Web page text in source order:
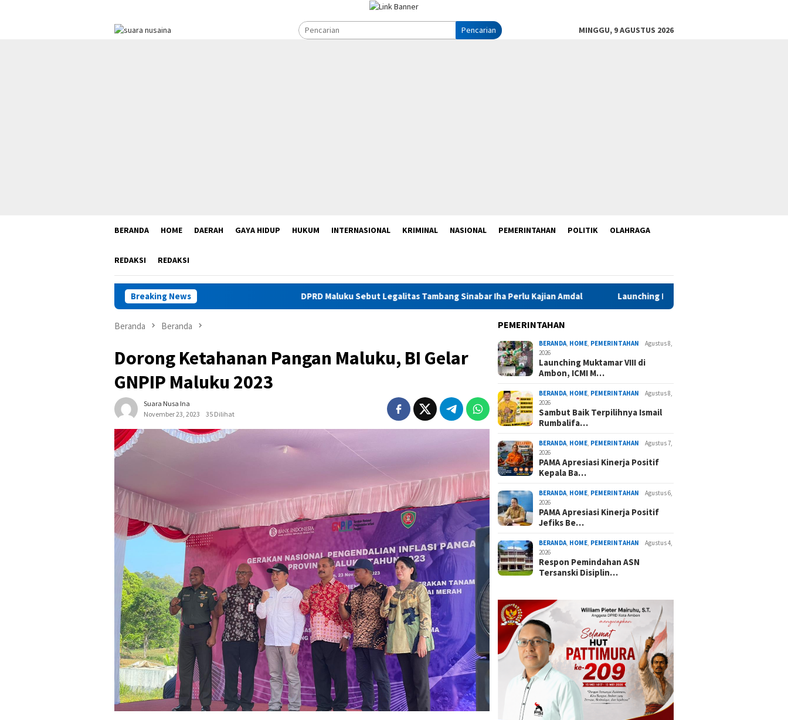
Pencarian MINGGU, 9 AGUSTUS 2026
BERANDA HOME DAERAH GAYA HIDUP HUKUM INTERNASIONAL KRIMINAL NASIONAL PEMERINTAHAN POLITIK OLAHRAGA
REDAKSI REDAKSI
Breaking News DPRD Maluku Sebut Legalitas Tambang Sinabar Iha Perlu Kajian Amdal Launching Muktamar VIII di Ambon, ICMI Maluku Perkuat
Beranda Beranda
Dorong Ketahanan Pangan Maluku, BI Gelar
GNPIP Maluku 2023
Suara Nusa Ina
November 23, 2023
35 Dilihat
PEMERINTAHAN
BERANDA, HOME, PEMERINTAHAN
Agustus 8,
2026
Launching Muktamar VIII di
Ambon, ICMI M…
BERANDA, HOME, PEMERINTAHAN
Agustus 8,
2026
Sambut Baik Terpilihnya Ismail
Rumbalifa…
BERANDA, HOME, PEMERINTAHAN
Agustus 7,
2026
PAMA Apresiasi Kinerja Positif
Kepala Ba…
BERANDA, HOME, PEMERINTAHAN
Agustus 6,
2026
PAMA Apresiasi Kinerja Positif
Jefiks Be…
BERANDA, HOME, PEMERINTAHAN
Agustus 4,
2026
Respon Pemindahan ASN
Tersanski Disiplin…